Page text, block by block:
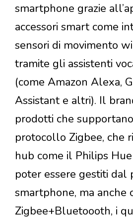
smartphone grazie
accessori smart come
sensori di movimento
tramite gli assistenti
(come Amazon Alexa,
Assistant e altri). Il
prodotti che
protocollo Zigbee, che
hub come il Philips
poter essere gestiti dal
smartphone, ma anche
Zigbee+Bluetoooth, i